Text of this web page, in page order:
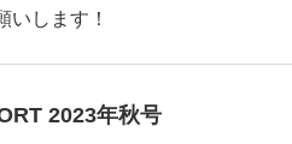
いします！
2023年秋号